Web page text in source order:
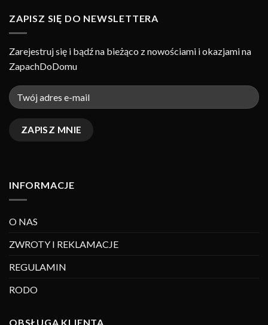
ZAPISZ SIĘ DO NEWSLETTERA
Zarejestruj się i bądź na bieżąco z nowościami i okazjami na
ZapachDoDomu
INFORMACJE
O NAS
ZWROTY I REKLAMACJE
REGULAMIN
RODO
OBSŁUGA KLIENTA